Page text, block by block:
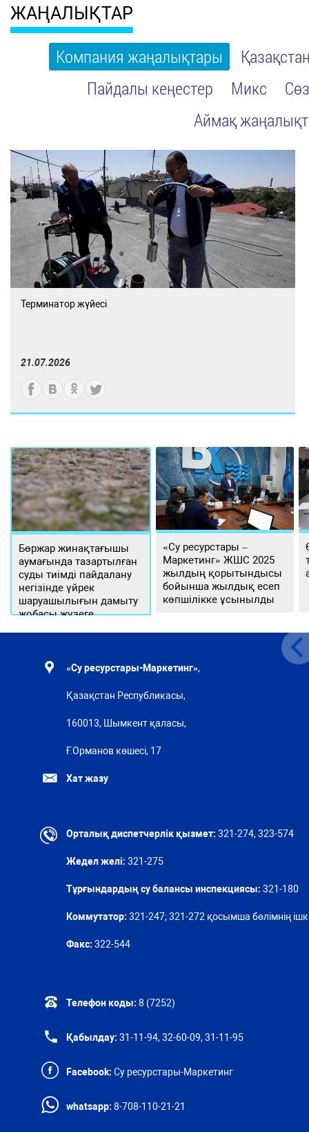
ЖАҢАЛЫҚТАР
Компания жаңалықтары
Пайдалы кеңестер
Микс
Аймақ
Терминатор жүйесі
21.07.2026
Бөржар жинақтағышы
аумағында тазартылған
суды тиімді пайдалану
негізінде үйрек
шаруашылығын дамыту
жобасы жүзеге
«Су ресурстары –
Маркетинг» ЖШС 2025
жылдың қорытындысы
бойынша жылдық есеп
көпшілікке ұсынылды
«Су ресурстары-Маркетинг»,
Қазақстан Республикасы,
160013, Шымкент қаласы,
Ғ.Орманов көшесі, 17
Хат жазу
Орталық диспетчерлік қызмет: 321-274, 323-574
Жедел желі: 321-275
Тұрғындардың су балансы инспекциясы: 321-180
Коммутатор: 321-247; 321-272 қосымша бөлімнің ішкі
Факс: 322-544
Телефон коды: 8 (7252)
Қабылдау: 31-11-94, 32-60-09, 31-11-95
Facebook: Су ресурстары-Маркетинг
whatsapp: 8-708-110-21-21